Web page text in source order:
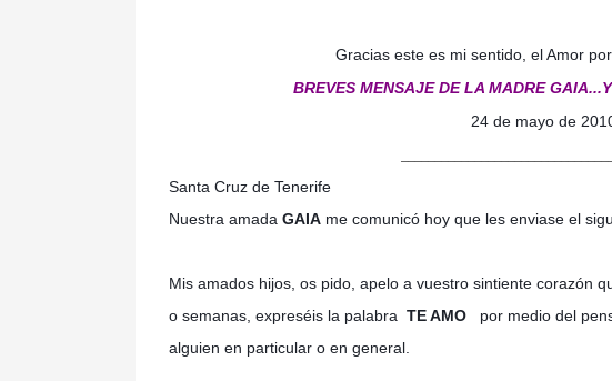
Gracias este es mi sentido, el Amor
BREVES MENSAJE DE LA MADRE
24 de mayo de
Santa Cruz de Tenerife
Nuestra amada GAIA me comunicó hoy que les enviase el
Mis amados hijos, os pido, apelo a vuestro sintiente corazón
o semanas, expreséis la palabra TE AMO por medio del
alguien en particular o en general.